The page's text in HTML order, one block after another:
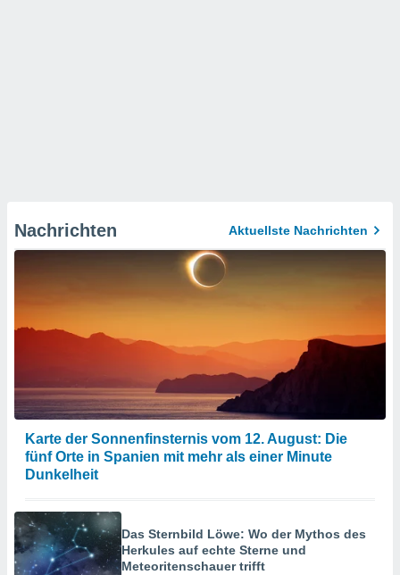
Nachrichten Aktuellste Nachrichten
Karte der Sonnenfinsternis vom 12. August: Die
fünf Orte in Spanien mit mehr als einer Minute
Dunkelheit
Das Sternbild Löwe: Wo der Mythos des
Herkules auf echte Sterne und
Meteoritenschauer trifft